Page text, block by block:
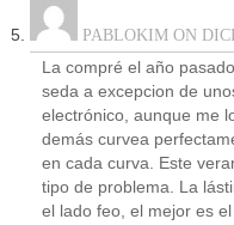
PABLOKIM ON
La compré el año
seda a excepcion de
electrónico, aunque me
demás curvea
en cada curva. Este
tipo de problema. La
el lado feo, el mejor es